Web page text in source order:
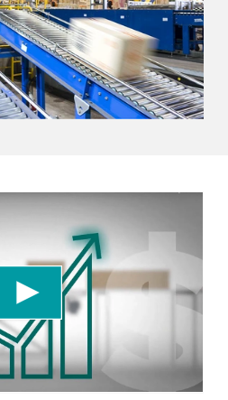
to embed video
data about your activity.
and accept the service